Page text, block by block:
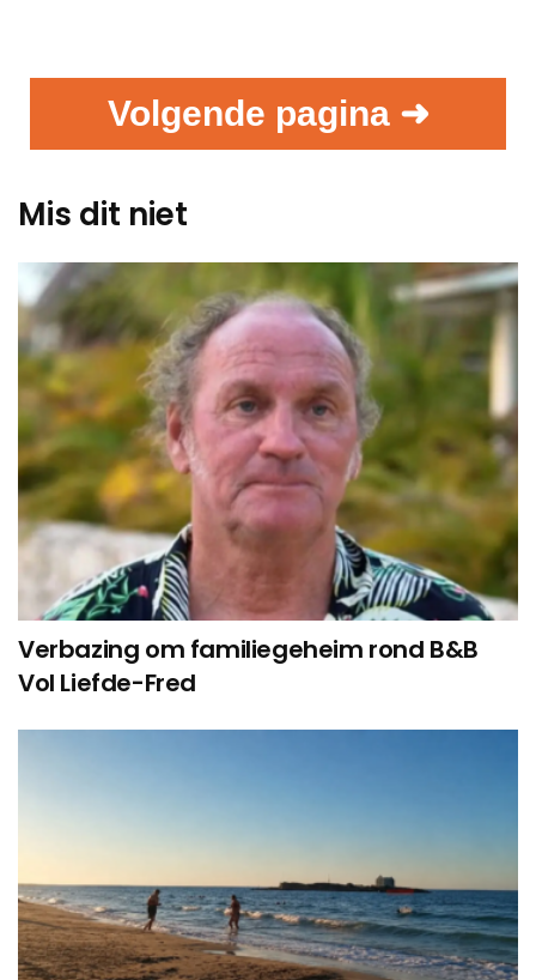
Volgende pagina ➜
Mis dit niet
Verbazing om familiegeheim rond B&B
Vol Liefde-Fred